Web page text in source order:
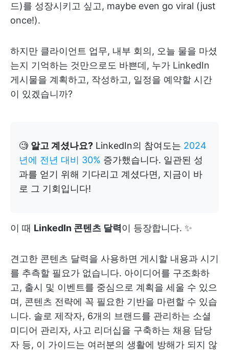
드)를 성장시키고 싶고, maybe even go viral (just
once!).
하지만 클라이언트 업무, 내부 회의, 오늘 물을 마셨
는지 기억하는 것만으로도 바쁜데, 누가 LinkedIn
게시물을 계획하고, 작성하고, 일정을 예약할 시간
이 있겠습니까?
🧐 알고 계셨나요? LinkedIn의 참여도는 2024
년에 전년 대비 30% 증가했습니다. 일관된 성
과를 얻기 위해 기다리고 계셨다면, 지금이 바
로 그 기회입니다!
이 때 LinkedIn 콘텐츠 달력 이 등장합니다. ✨
견고한 콘텐츠 달력을 사용하면 게시할 내용과 시기
를 추측할 필요가 없습니다. 아이디어를 구조화하
고, 출시 및 이벤트를 중심으로 계획을 세울 수 있으
며, 콘텐츠 전략에 꼭 필요한 기반을 마련할 수 있습
니다. 솔로 제작자, 6개의 브랜드를 관리하는 소셜
미디어 관리자, 사고 리더십을 구축하는 채용 담당
자 등, 이 가이드는 여러분의 생활에 방해가 되지 않